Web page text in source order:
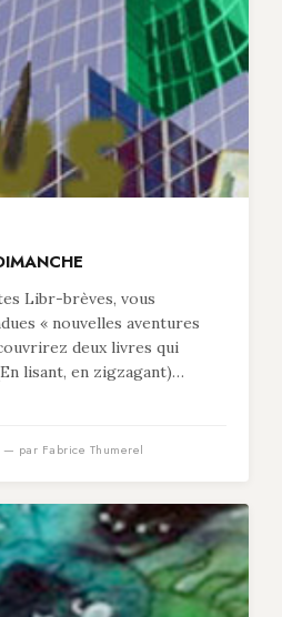
Libr-brèves, vous
« nouvelles aventures
deux livres qui
lisant, en zigzagant)…
— par Fabrice Thumerel